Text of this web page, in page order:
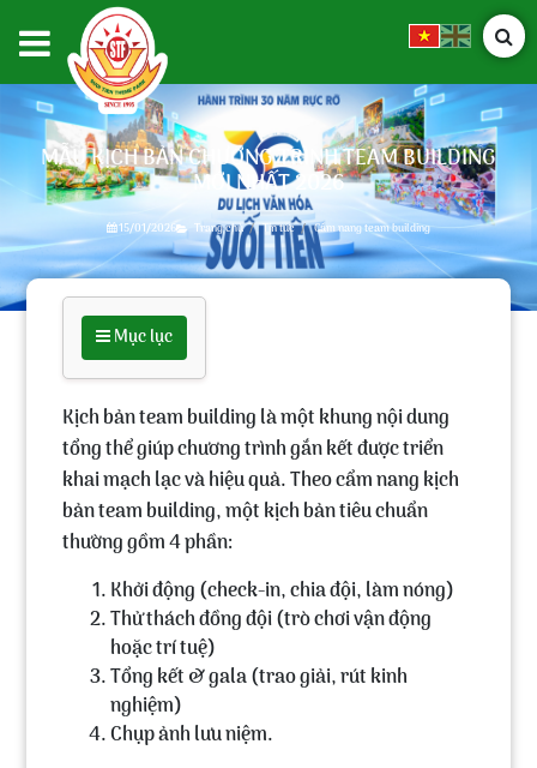
MẪU KỊCH BẢN CHƯƠNG TRÌNH TEAM BUILDING
MỚI NHẤT 2026
15/01/2026 Trang chủ Tin tức Cẩm nang team building
Mục lục
Kịch bản team buildinglà mộtkhung nội dung
tổng thểgiúp chương trình gắn kết được triển
khai mạch lạc và hiệu quả. Theo cẩm nang kịch
bản team building, một kịch bản tiêu chuẩn
thường gồm 4 phần:
Khởi động (check-in, chia đội, làm nóng)
Thử thách đồng đội (trò chơi vận động
hoặc trí tuệ)
Tổng kết & gala (trao giải, rút kinh
nghiệm)
Chụp ảnh lưu niệm.